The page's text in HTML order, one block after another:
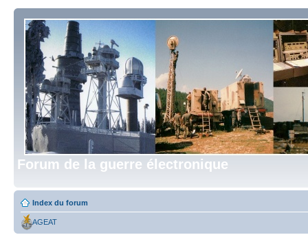
Forum de la guerre électronique
Index du forum
AGEAT